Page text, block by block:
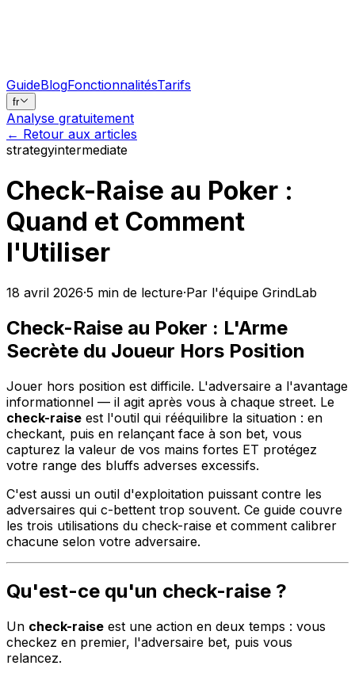
GuideBlogFonctionnalitésTarifs
fr
Analyse gratuitement
← Retour aux articles
strategyintermediate
Check-Raise au Poker :
Quand et Comment
l'Utiliser
18 avril 2026·5 min de lecture·Par l'équipe GrindLab
Check-Raise au Poker : L'Arme
Secrète du Joueur Hors Position
Jouer hors position est difficile. L'adversaire a l'avantage
informationnel — il agit après vous à chaque street. Le
check-raise est l'outil qui rééquilibre la situation : en
checkant, puis en relançant face à son bet, vous
capturez la valeur de vos mains fortes ET protégez
votre range des bluffs adverses excessifs.
C'est aussi un outil d'exploitation puissant contre les
adversaires qui c-bettent trop souvent. Ce guide couvre
les trois utilisations du check-raise et comment calibrer
chacune selon votre adversaire.
Qu'est-ce qu'un check-raise ?
Un check-raise est une action en deux temps : vous
checkez en premier, l'adversaire bet, puis vous
relancez.